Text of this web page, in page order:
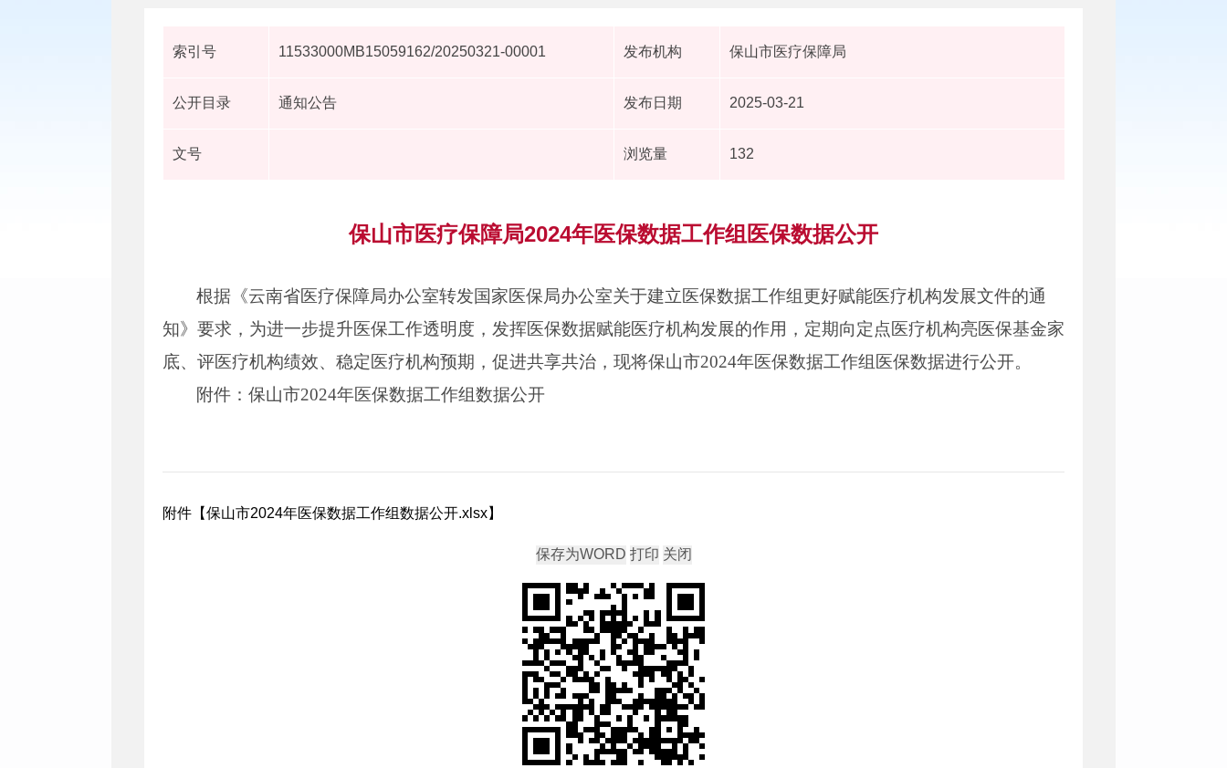
索引号 11533000MB15059162/20250321-00001 发布机构 保山市医疗保障局
公开目录 通知公告 发布日期 2025-03-21
文号 浏览量 132
保山市医疗保障局2024年医保数据工作组医保数据公开
根据《云南省医疗保障局办公室转发国家医保局办公室关于建立医保数据工作组更好赋能医疗机构发展文件的通
知》要求，为进一步提升医保工作透明度，发挥医保数据赋能医疗机构发展的作用，定期向定点医疗机构亮医保基金家
底、评医疗机构绩效、稳定医疗机构预期，促进共享共治，现将保山市2024年医保数据工作组医保数据进行公开。
附件：保山市2024年医保数据工作组数据公开
附件【保山市2024年医保数据工作组数据公开.xlsx】